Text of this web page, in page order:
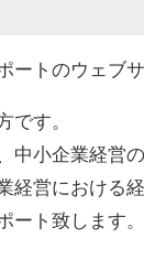
トのウェブ
です。
中小企業経営
営における
ート致します。